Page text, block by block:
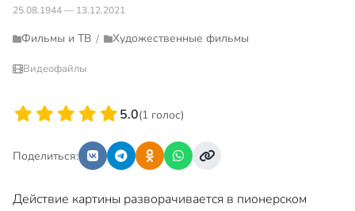
25.08.1944 — 13.12.2021
Фильмы и ТВ / Художественные фильмы
Видеофайлы
5.0(1 голос)
Поделиться:
Действие картины разворачивается в пионерском